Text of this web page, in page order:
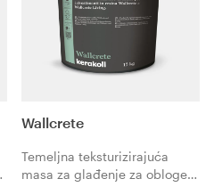
Wallcrete
Temeljna teksturizirajuća
masa za glađenje za obloge